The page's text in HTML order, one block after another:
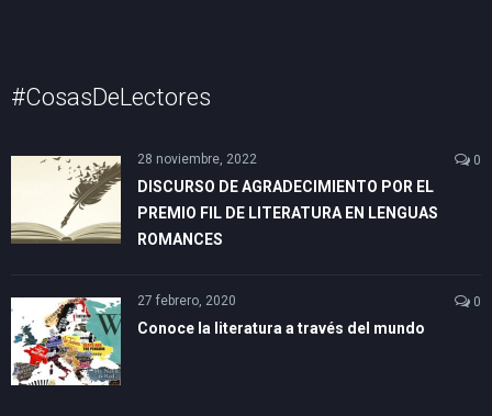
#CosasDeLectores
28 noviembre, 2022 0
DISCURSO DE AGRADECIMIENTO POR EL
PREMIO FIL DE LITERATURA EN LENGUAS
ROMANCES
27 febrero, 2020 0
Conoce la literatura a través del mundo